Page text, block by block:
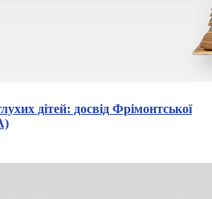
дітей: досвід Фрімонтської